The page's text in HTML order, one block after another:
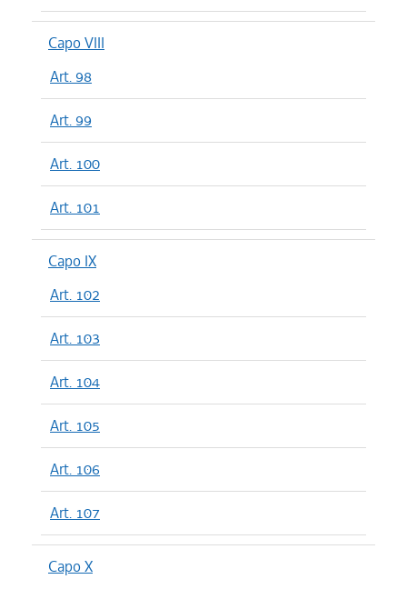
Capo VIII
Art. 98
Art. 99
Art. 100
Art. 101
Capo IX
Art. 102
Art. 103
Art. 104
Art. 105
Art. 106
Art. 107
Capo X